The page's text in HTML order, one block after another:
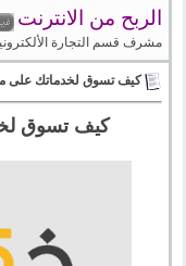
الربح من الانترنت
مشرف قسم التجارة
كيف تسوق لخدماتك على
كيف تسوق